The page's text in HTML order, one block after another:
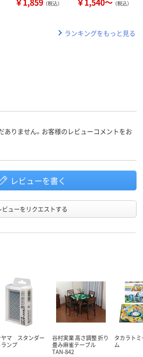
（税込） （税込）
ランキングをもっと見る
ありません。お客様のレビューコメントをお
レビューを書く
ビューをリクエストする
ヤマ スタンダー
ランプ
谷村実業 高さ調整 折り
畳み麻雀テーブル
TAN-842
タカラト
ム